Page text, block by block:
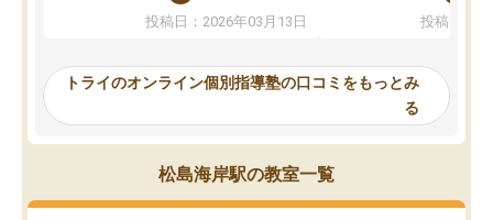
ないのは私たち講師の責任です」と言
ってくださり、確かに！と考えて、思
ったんですが、学生の先生から学ぶこ
み、徐々に成績が上がったらいいなと
思っていました。何が今足りないのか
を的確に指導いただき、子どももびっ
くりするほど楽しんでやる気を持って
塾を受けています。狙い通り、少しず
投稿日：2026年03月13日
可能なので本当に助か
らないところをピンポイ
頂いて、とてもわかり
していました。一生を
スト、多少お金がかかっ
思い切って入塾してよか
投稿日：
トライのオンライン個別指導塾の口コミをもっとみ
る
松島海岸駅の教室一覧